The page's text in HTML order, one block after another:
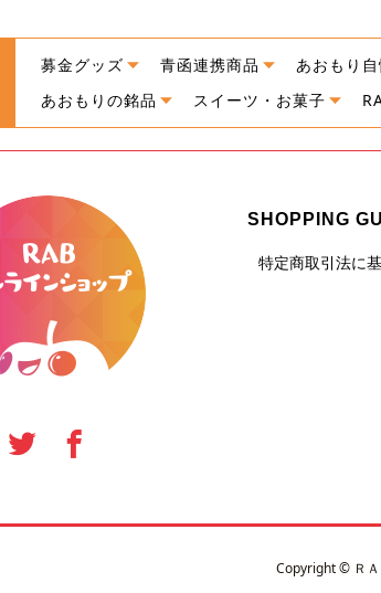
募金グッズ 青函連携商品 あおもり
あおもりの銘品
スイーツ・お菓子
SHOPPING
特定商取引法に
Copyright © ＲＡ